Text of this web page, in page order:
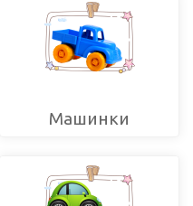
Машинки